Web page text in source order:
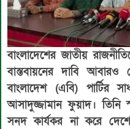
বাংলাদেশের জাতীয়
বাস্তবায়নের দাবি
বাংলাদেশ (এবি) পার্টির
আসাদুজ্জামান ফুয়াদ। তিনি
সনদ কার্যকর না করে